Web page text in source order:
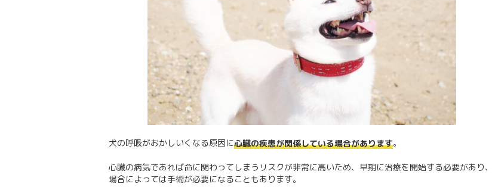
犬の呼吸がおかしいくなる原因に心臓の疾患が関係している場合があります。
心臓の病気であれば命に関わってしまうリスクが非常に高いため、早期に治療を開始する必要があり、
場合によっては手術が必要になることもあります。